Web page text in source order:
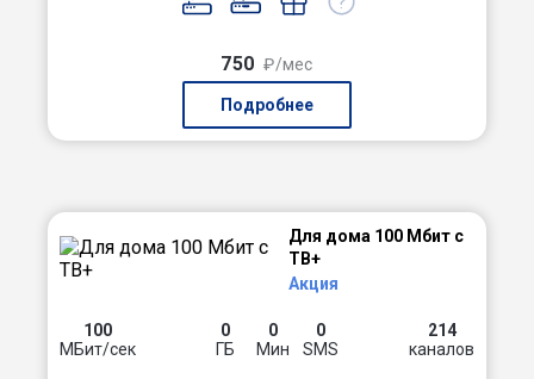
750 ₽/мес
Подробнее
Для дома 100 Мбит с
ТВ+
Акция
100
МБит/сек
0
ГБ
0
Мин
0
SMS
214
каналов